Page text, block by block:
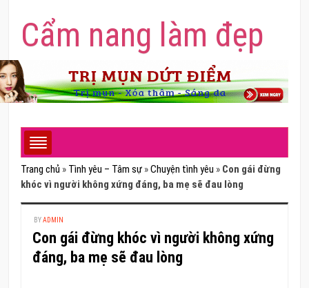
Cẩm nang làm đẹp
Trang chủ » Tình yêu – Tâm sự »Chuyện tình yêu » Con gái đừng
khóc vì người không xứng đáng, ba mẹ sẽ đau lòng
BYADMIN
Con gái đừng khóc vì người không xứng
đáng, ba mẹ sẽ đau lòng